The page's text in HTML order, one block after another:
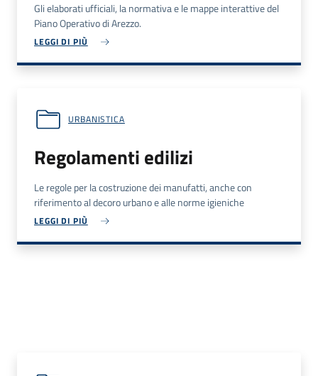
Gli elaborati ufficiali, la normativa e le mappe interattive del
Piano Operativo di Arezzo.
LEGGI DI PIÙ
URBANISTICA
Regolamenti edilizi
Le regole per la costruzione dei manufatti, anche con
riferimento al decoro urbano e alle norme igieniche
LEGGI DI PIÙ